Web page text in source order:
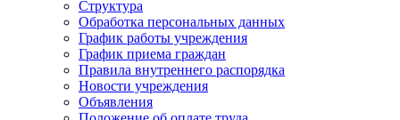
Структура
Обработка персональных данных
График работы учреждения
График приема граждан
Правила внутреннего распорядка
Новости учреждения
Объявления